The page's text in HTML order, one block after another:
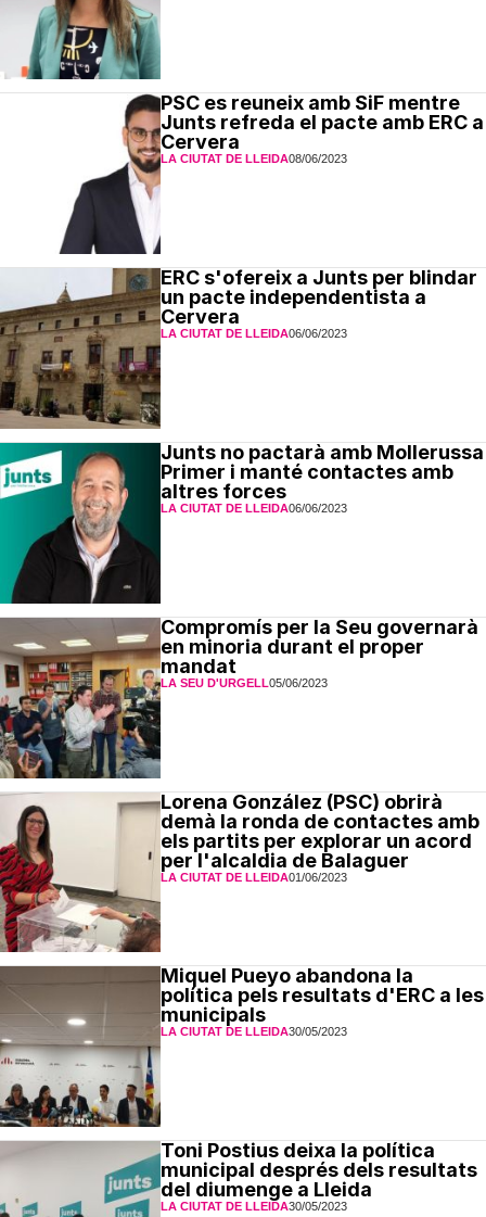
PSC es reuneix amb SiF mentre
Junts refreda el pacte amb ERC a
Cervera
LA CIUTAT DE LLEIDA08/06/2023
ERC s'ofereix a Junts per blindar
un pacte independentista a
Cervera
LA CIUTAT DE LLEIDA06/06/2023
Junts no pactarà amb Mollerussa
Primer i manté contactes amb
altres forces
LA CIUTAT DE LLEIDA06/06/2023
Compromís per la Seu governarà
en minoria durant el proper
mandat
LA SEU D'URGELL05/06/2023
Lorena González (PSC) obrirà
demà la ronda de contactes amb
els partits per explorar un acord
per l'alcaldia de Balaguer
LA CIUTAT DE LLEIDA01/06/2023
Miquel Pueyo abandona la
política pels resultats d'ERC a les
municipals
LA CIUTAT DE LLEIDA30/05/2023
Toni Postius deixa la política
municipal després dels resultats
del diumenge a Lleida
LA CIUTAT DE LLEIDA30/05/2023